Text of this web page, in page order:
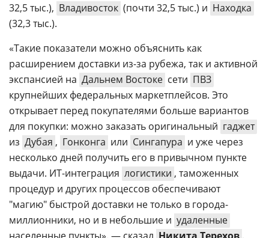
32,5 тыс.), Владивосток (почти 32,5 тыс.) и Находка
(32,3 тыс.).
«Такие показатели можно объяснить как
расширением доставки из-за рубежа, так и активной
экспансией на Дальнем Востоке сети ПВЗ
крупнейших федеральных маркетплейсов. Это
открывает перед покупателями больше вариантов
для покупки: можно заказать оригинальный гаджет
из Дубая , Гонконга или Сингапура и уже через
несколько дней получить его в привычном пункте
выдачи. ИТ-интеграция логистики , таможенных
процедур и других процессов обеспечивают
"магию" быстрой доставки не только в города-
миллионники, но и в небольшие и удаленные